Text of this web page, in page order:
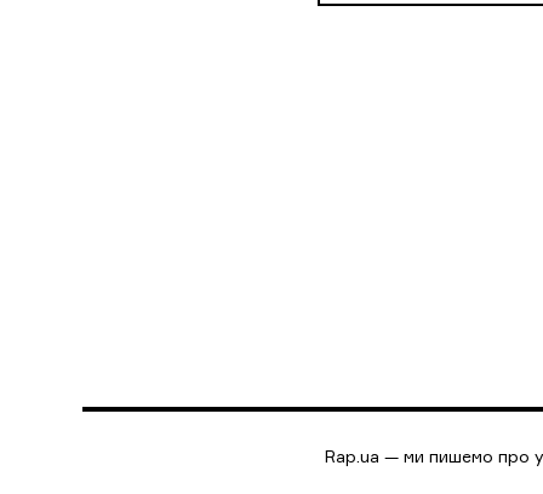
Rap.ua — ми пишемо про